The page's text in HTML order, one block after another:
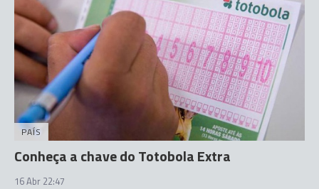
PAÍS
Conheça a chave do Totobola Extra
16 Abr 22:47